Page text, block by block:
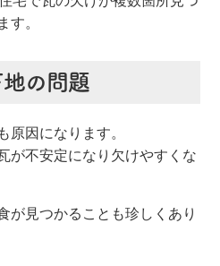
す。
の問題
原因になります。
が不安定になり欠けやすくな
が見つかることも珍しくあり